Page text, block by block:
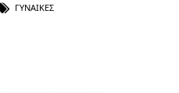
ΓΥΝΑΊΚΕΣ